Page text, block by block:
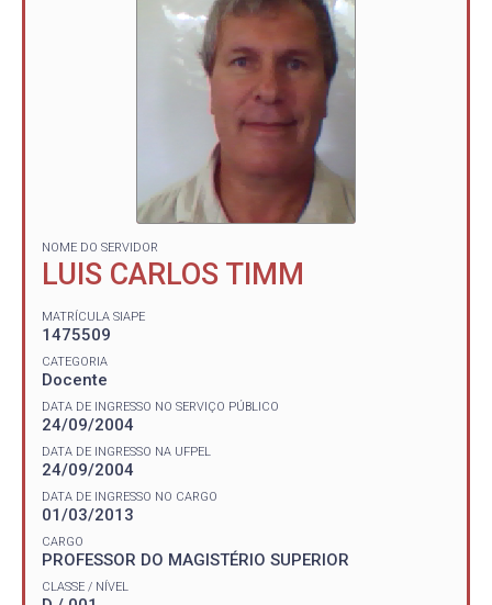
NOME DO SERVIDOR
LUIS CARLOS TIMM
MATRÍCULA SIAPE
1475509
CATEGORIA
Docente
DATA DE INGRESSO NO SERVIÇO PÚBLICO
24/09/2004
DATA DE INGRESSO NA UFPEL
24/09/2004
DATA DE INGRESSO NO CARGO
01/03/2013
CARGO
PROFESSOR DO MAGISTÉRIO SUPERIOR
CLASSE / NÍVEL